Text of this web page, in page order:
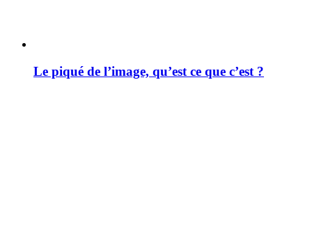
Le piqué de l’image, qu’est ce que c’est ?